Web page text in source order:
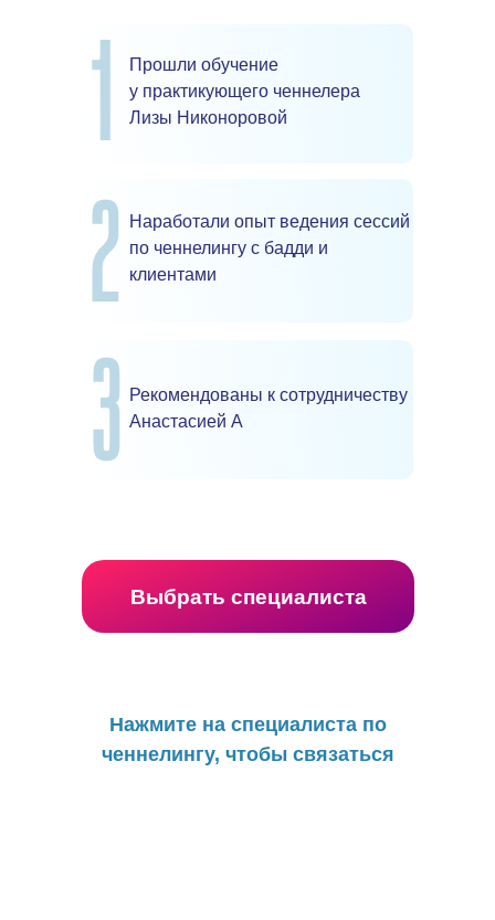
Прошли обучение
у практикующего ченнелера
Лизы Никоноровой
Наработали опыт ведения сессий
по ченнелингу с бадди и
клиентами
Рекомендованы к сотрудничеству
Анастасией А
Выбрать специалиста
Нажмите на специалиста по
ченнелингу, чтобы связаться